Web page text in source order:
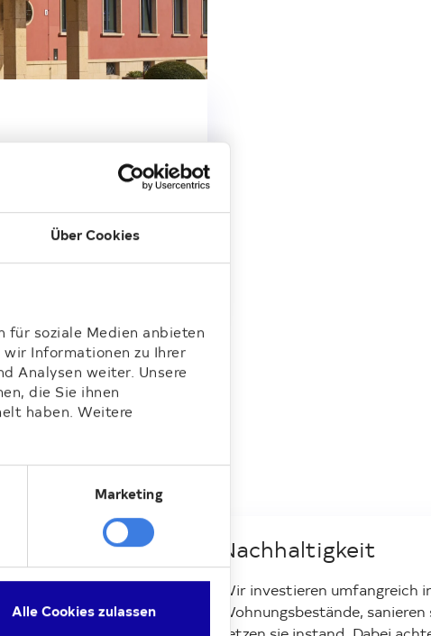
Über Cookies
für soziale Medien anbieten
wir Informationen zu Ihrer
Analysen weiter. Unsere
die Sie ihnen
haben. Weitere
Marketing
Alle Cookies zulassen
unsere
Drei
Nachhaltigkeit
Wir investieren umfangreich
Wohnungsbestände,